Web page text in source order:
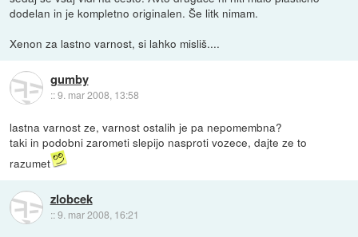
dodelan in je kompletno originalen. Še litk nimam.
Xenon za lastno varnost, si lahko misliš....
gumby
::9. mar 2008, 13:58
lastna varnost ze, varnost ostalih je pa nepomembna?
taki in podobni zarometi slepijo nasproti vozece, dajte ze to
razumet
zlobcek
::9. mar 2008, 16:21